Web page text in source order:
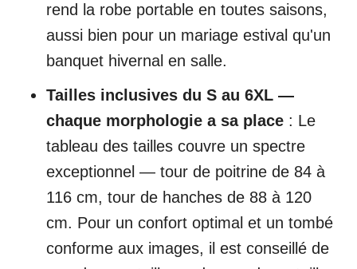
rend la robe portable en toutes saisons,
aussi bien pour un mariage estival qu'un
banquet hivernal en salle.
Tailles inclusives du S au 6XL —
chaque morphologie a sa place : Le
tableau des tailles couvre un spectre
exceptionnel — tour de poitrine de 84 à
116 cm, tour de hanches de 88 à 120
cm. Pour un confort optimal et un tombé
conforme aux images, il est conseillé de